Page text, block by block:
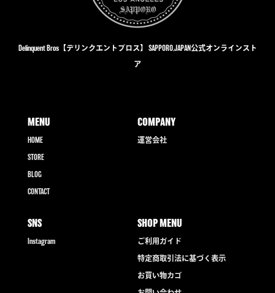
Delinquent Bros【デリンクエントブロス】 SAPPORO,JAPAN公式オンラインスト
ア
MENU
HOME
STORE
BLOG
CONTACT
COMPANY
運営会社
SNS
Instagram
SHOP MENU
ご利用ガイド
特定商取引法に基づく表示
お買い物カゴ